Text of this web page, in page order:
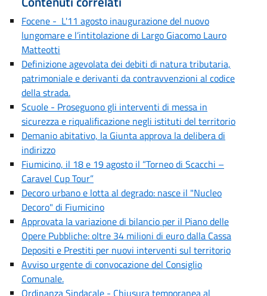
Focene - L'11 agosto inaugurazione del nuovo
lungomare e l’intitolazione di Largo Giacomo Lauro
Matteotti
Definizione agevolata dei debiti di natura tributaria,
patrimoniale e derivanti da contravvenzioni al codice
della strada.
Scuole - Proseguono gli interventi di messa in
sicurezza e riqualificazione negli istituti del territorio
Demanio abitativo, la Giunta approva la delibera di
indirizzo
Fiumicino, il 18 e 19 agosto il “Torneo di Scacchi –
Caravel Cup Tour”
Decoro urbano e lotta al degrado: nasce il "Nucleo
Decoro" di Fiumicino
Approvata la variazione di bilancio per il Piano delle
Opere Pubbliche: oltre 34 milioni di euro dalla Cassa
Depositi e Prestiti per nuovi interventi sul territorio
Avviso urgente di convocazione del Consiglio
Comunale.
Ordinanza Sindacale - Chiusura temporanea al